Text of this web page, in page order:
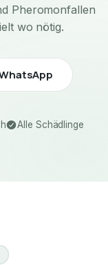
Pheromonfallen
wo nötig.
Alle Schädlinge